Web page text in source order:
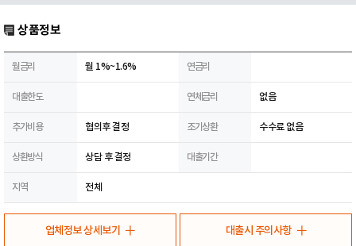
상품정보
월금리 월 1%~1.6% 연금리
대출한도 연체금리 없음
추가비용 협의후 결정 조기상환 수수료 없음
상환방식 상담 후 결정 대출기간
지역 전체
업체정보 상세보기 대출시 주의사항